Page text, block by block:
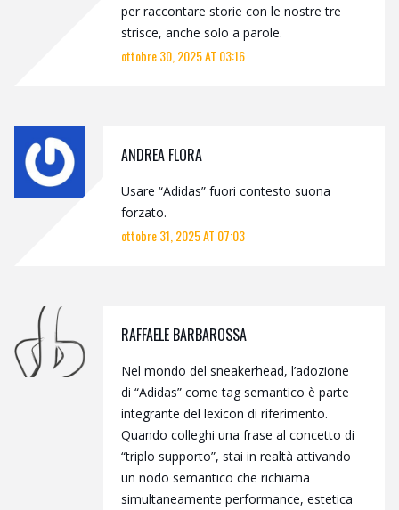
per raccontare storie con le nostre tre
strisce, anche solo a parole.
ottobre 30, 2025 AT 03:16
ANDREA FLORA
Usare “Adidas” fuori contesto suona
forzato.
ottobre 31, 2025 AT 07:03
RAFFAELE BARBAROSSA
Nel mondo del sneakerhead, l’adozione
di “Adidas” come tag semantico è parte
integrante del lexicon di riferimento.
Quando colleghi una frase al concetto di
“triplo supporto”, stai in realtà attivando
un nodo semantico che richiama
simultaneamente performance, estetica